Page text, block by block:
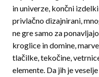
in univerze, končni
privlačno dizajnirani,
ne gre samo za
kroglice in domine,
tlačilke, tekočine,
elemente. Da jih je